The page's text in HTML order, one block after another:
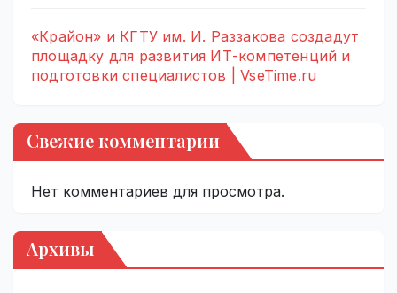
«Крайон» и КГТУ им. И. Раззакова создадут
площадку для развития ИТ-компетенций и
подготовки специалистов | VseTime.ru
Свежие комментарии
Нет комментариев для просмотра.
Архивы